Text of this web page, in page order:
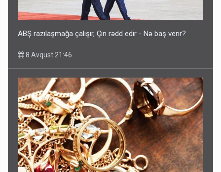
ABŞ razılaşmağa çalışır, Çin rədd edir - Nə baş verir?
8 Avqust 21:46